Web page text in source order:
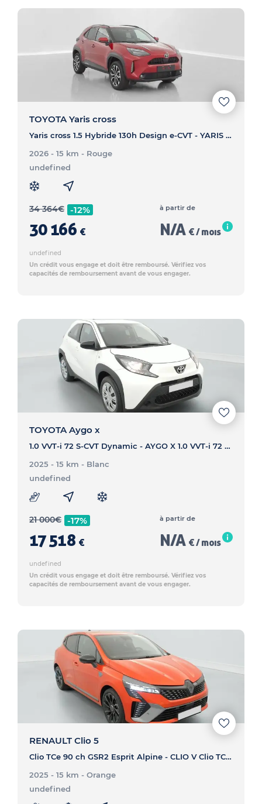
TOYOTA Yaris cross
Yaris cross 1.5 Hybride 130h Design e-CVT - YARIS CROSS Yaris cross 1.5 Hybride 130h Design e-CVT
2026 - 15 km - Rouge
undefined
34 364€ -12%
30 166 €
à partir de
N/A € / mois
undefined
Un crédit vous engage et doit être remboursé. Vérifiez vos
capacités de remboursement avant de vous engager.
TOYOTA Aygo x
1.0 VVT-i 72 S-CVT Dynamic - AYGO X 1.0 VVT-i 72 S-CVT Dynamic
2025 - 15 km - Blanc
undefined
21 000€ -17%
17 518 €
à partir de
N/A € / mois
undefined
Un crédit vous engage et doit être remboursé. Vérifiez vos
capacités de remboursement avant de vous engager.
RENAULT Clio 5
Clio TCe 90 ch GSR2 Esprit Alpine - CLIO V Clio TCe 90 ch GSR2 Esprit Alpine
2025 - 15 km - Orange
undefined